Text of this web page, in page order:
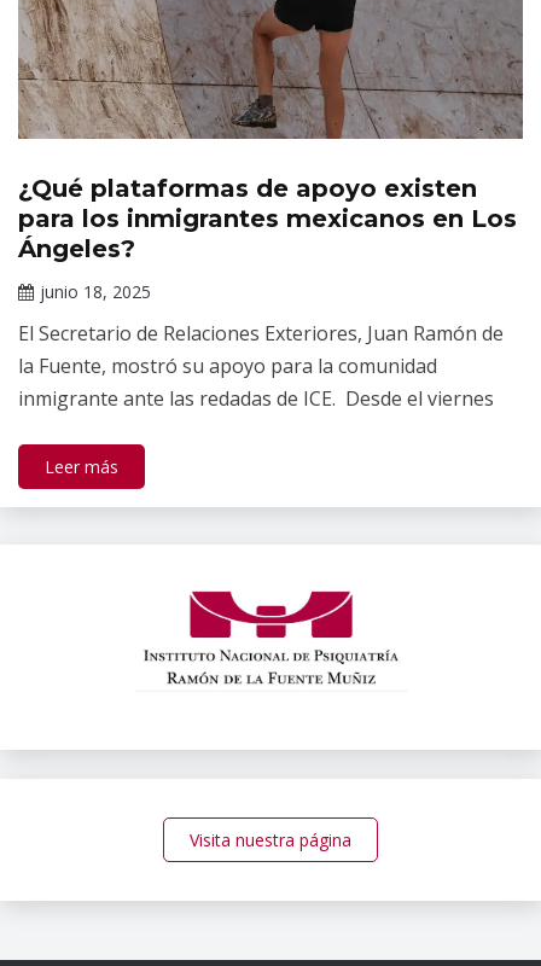
Noticias
¿Qué plataformas de apoyo existen
para los inmigrantes mexicanos en Los
Ángeles?
junio 18, 2025
Gallardo
El Secretario de Relaciones Exteriores, Juan Ramón de
la Fuente, mostró su apoyo para la comunidad
inmigrante ante las redadas de ICE. Desde el viernes
Leer más
Visita nuestra página